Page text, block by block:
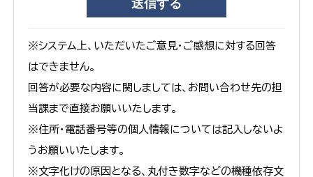
※システム上、いただいたご意見・ご感想に対する回答
はできません。
回答が必要な内容に関しましては、お問い合わせ先の担
当課まで直接お願いいたします。
※住所・電話番号等の個人情報については記入しないよ
うお願いいたします。
※文字化けの原因となる、丸付き数字などの機種依存文